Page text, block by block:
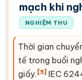
mạch khi
NGHIỆM THU
Thời gian
tế trong buổi
giấy. [5] IEC